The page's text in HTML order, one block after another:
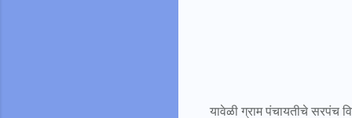
यावेळी ग्राम पंचायतीचे सरपंच